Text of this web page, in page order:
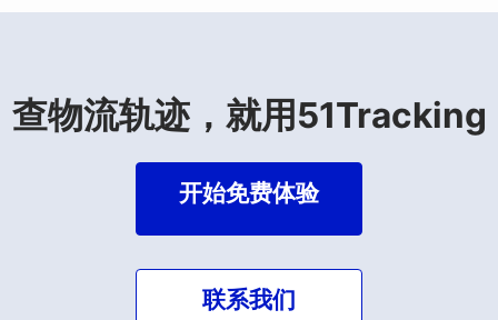
查物流轨迹，就用51Tracking
开始免费体验
联系我们